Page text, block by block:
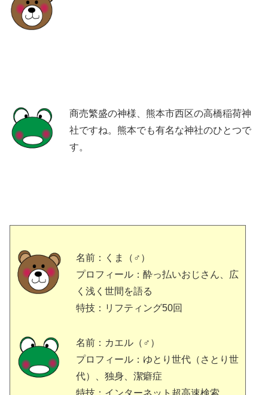
商売繁盛の神様、熊本市西区の高橋稲荷神
社ですね。熊本でも有名な神社のひとつで
す。
名前：くま（♂）
プロフィール：酔っ払いおじさん、広
く浅く世間を語る
特技：リフティング50回
名前：カエル（♂）
プロフィール：ゆとり世代（さとり世
代）、独身、潔癖症